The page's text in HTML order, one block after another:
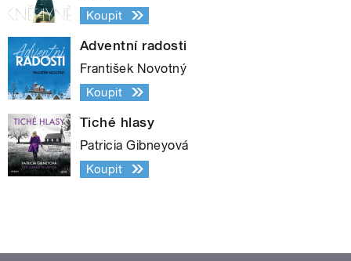
Koupit
Adventní radosti
František Novotný
Koupit
Tiché hlasy
Patricia Gibneyová
Koupit